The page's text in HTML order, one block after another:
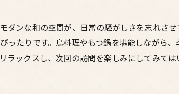
ンな和の空間が、日常の騒がしさを忘れさ
たりです。鳥料理やもつ鍋を堪能しながら
ックスし、次回の訪問を楽しみにしてみては